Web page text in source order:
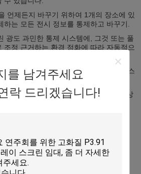
를 남겨주세요
락 드리겠습니다!
언제든지 바꾸기 위하여 1개의 장소에 있
는 모든 전시 정보를 통제하고 바꾸기.
광도 과민한 통제 시스템에, 그것 또는 풀
조정 근거하는 환경 점화에 따라 자동적으
큰 크기 전시 안정적으로 어떤에게 까만 스
키기 없이.
가늠자 및 경조 비율을: 현실적 그림은 상
니다.
장은 무엇입니까?